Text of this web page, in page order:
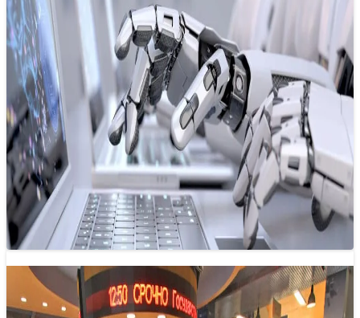
Trí tuệ nhân tạo: Cuộc cách mạng trong
báo chí?
08/11/2024 11:56
Ở thời đại số, việc ứng dụng trí tuệ nhân tạo (AI) trong tòa
soạn hội tụ đã trở thành một xu hướng…